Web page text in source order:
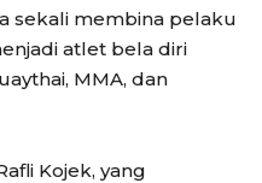
sekali membina pelaku
atlet bela diri
MMA, dan
Kojek, yang